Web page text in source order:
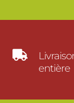

entière